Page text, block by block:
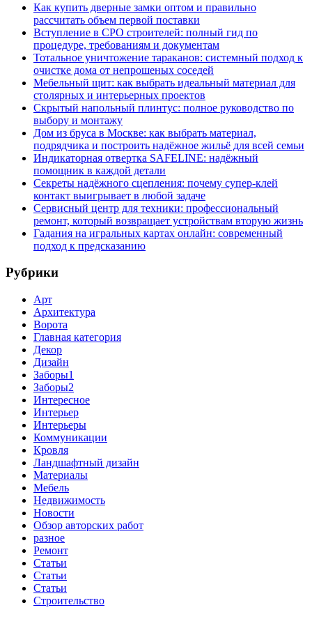
Как купить дверные замки оптом и правильно
рассчитать объем первой поставки
Вступление в СРО строителей: полный гид по
процедуре, требованиям и документам
Тотальное уничтожение тараканов: системный подход к
очистке дома от непрошеных соседей
Мебельный щит: как выбрать идеальный материал для
столярных и интерьерных проектов
Скрытый напольный плинтус: полное руководство по
выбору и монтажу
Дом из бруса в Москве: как выбрать материал,
подрядчика и построить надёжное жильё для всей семьи
Индикаторная отвертка SAFELINE: надёжный
помощник в каждой детали
Секреты надёжного сцепления: почему супер‑клей
контакт выигрывает в любой задаче
Сервисный центр для техники: профессиональный
ремонт, который возвращает устройствам вторую жизнь
Гадания на игральных картах онлайн: современный
подход к предсказанию
Рубрики
Арт
Архитектура
Ворота
Главная категория
Декор
Дизайн
Заборы1
Заборы2
Интересное
Интерьер
Интерьеры
Коммуникации
Кровля
Ландшафтный дизайн
Материалы
Мебель
Недвижимость
Новости
Обзор авторских работ
разное
Ремонт
Статьи
Статьи
Статьи
Строительство